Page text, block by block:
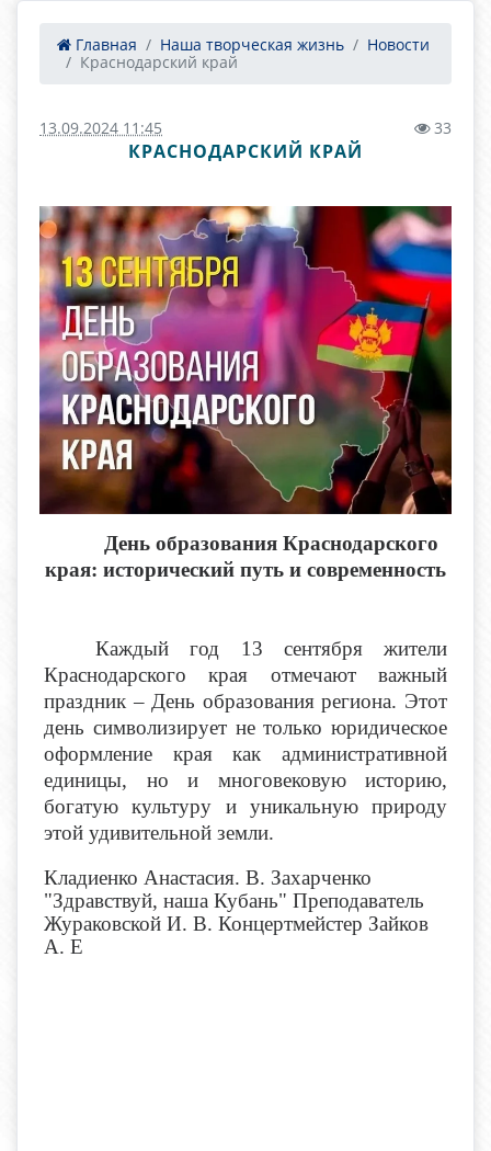
Главная Наша творческая жизнь
Новости
Краснодарский край
13.09.2024 11:45 33
КРАСНОДАРСКИЙ КРАЙ
День образования Краснодарского
края: исторический путь и современность
Каждый год 13 сентября жители
Краснодарского края отмечают важный
праздник – День образования региона. Этот
день символизирует не только юридическое
оформление края как административной
единицы, но и многовековую историю,
богатую культуру и уникальную природу
этой удивительной земли.
Кладиенко Анастасия. В. Захарченко
"Здравствуй, наша Кубань" Преподаватель
Жураковской И. В. Концертмейстер Зайков
А. Е